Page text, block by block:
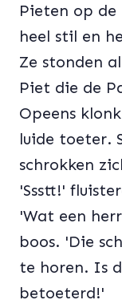
Pieten op de
heel stil en
Ze stonden
Piet die de
Opeens
luide toeter.
schrokken
'Ssstt!'
'Wat een
boos. 'Die
te horen. Is
betoeterd!'